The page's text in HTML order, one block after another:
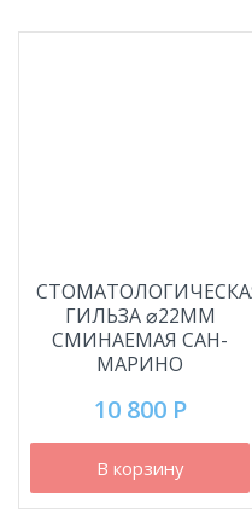
СТОМАТОЛОГИЧЕСКАЯ
ГИЛЬЗА ⌀22ММ
СМИНАЕМАЯ САН-
МАРИНО
10 800 Р
В корзину